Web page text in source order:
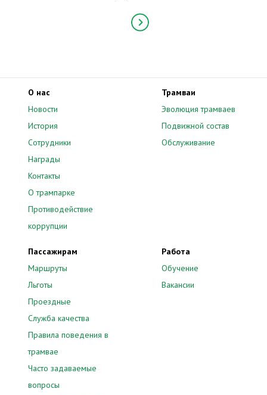
О нас
Новости
История
Сотрудники
Награды
Контакты
О трампарке
Противодействие
коррупции
Трамваи
Эволюция трамваев
Подвижной состав
Обслуживание
Пассажирам
Маршруты
Льготы
Проездные
Служба качества
Правила поведения в
трамвае
Часто задаваемые
вопросы
Работа
Обучение
Вакансии